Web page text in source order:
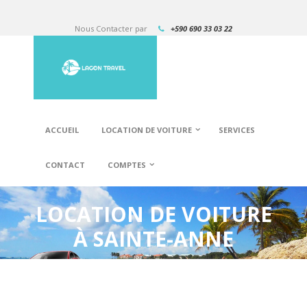
Nous Contacter par +590 690 33 03 22
ACCUEIL LOCATION DE VOITURE SERVICES
CONTACT COMPTES
LOCATION DE VOITURE
À SAINTE-ANNE